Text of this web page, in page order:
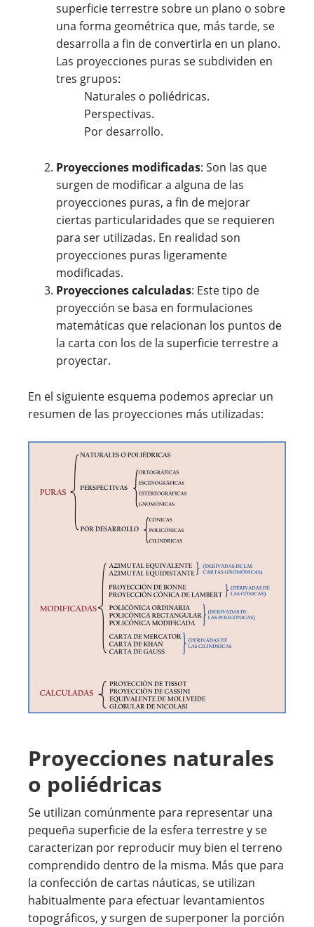
superficie terrestre sobre un plano o sobre
una forma geométrica que, más tarde, se
desarrolla a fin de convertirla en un plano.
Las proyecciones puras se subdividen en
tres grupos:
Naturales o poliédricas.
Perspectivas.
Por desarrollo.
Proyecciones modificadas: Son las que
surgen de modificar a alguna de las
proyecciones puras, a fin de mejorar
ciertas particularidades que se requieren
para ser utilizadas. En realidad son
proyecciones puras ligeramente
modificadas.
Proyecciones calculadas: Este tipo de
proyección se basa en formulaciones
matemáticas que relacionan los puntos de
la carta con los de la superficie terrestre a
proyectar.
En el siguiente esquema podemos apreciar un
resumen de las proyecciones más utilizadas:
Proyecciones naturales
o poliédricas
Se utilizan comúnmente para representar una
pequeña superficie de la esfera terrestre y se
caracterizan por reproducir muy bien el terreno
comprendido dentro de la misma. Más que para
la confección de cartas náuticas, se utilizan
habitualmente para efectuar levantamientos
topográficos, y surgen de superponer la porción